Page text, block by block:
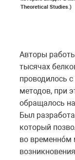
Theoretical Studies.)
Авторы
тысячах
проводилось
методов, при
обращалось
Был
который
во временнóм